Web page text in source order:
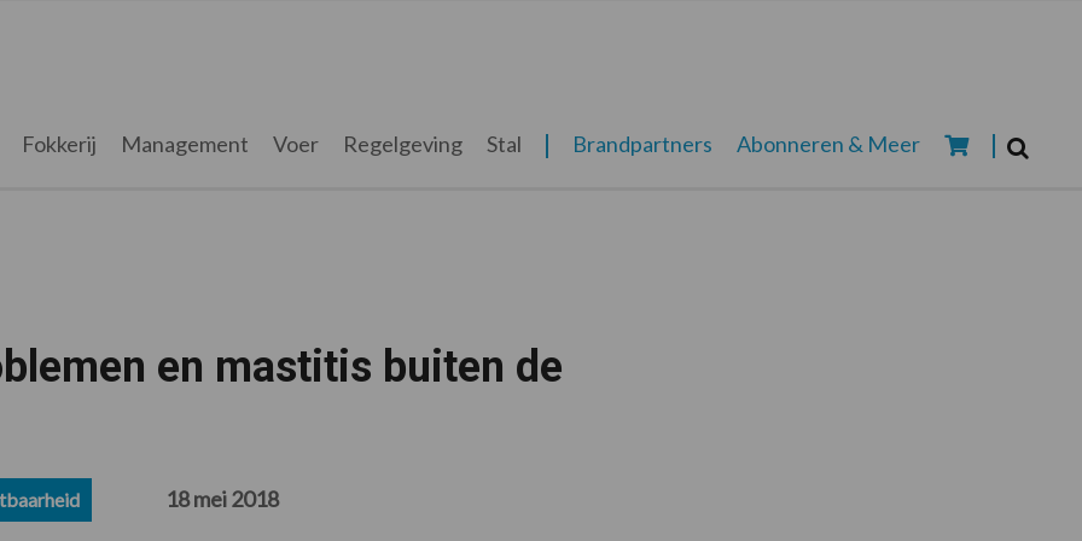
Fokkerij Management Voer Regelgeving Stal Brandpartners Abonneren & Meer
en mastitis buiten de
18 mei 2018